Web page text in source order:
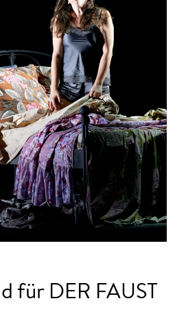
für DER FAUST